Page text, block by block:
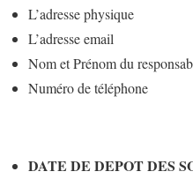
L’adresse physique
L’adresse email
Nom et Prénom du
Numéro de téléphone
DATE DE DEPOT DES